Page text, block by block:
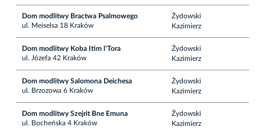
Dom modlitwy Bractwa Psalmowego
ul. Meiselsa 18 Kraków
Żydowski
Kazimierz
Dom modlitwy Koba Itim l'Tora
ul. Józefa 42 Kraków
Żydowski
Kazimierz
Dom modlitwy Salomona Deichesa
ul. Brzozowa 6 Kraków
Żydowski
Kazimierz
Dom modlitwy Szejrit Bne Emuna
ul. Bocheńska 4 Kraków
Żydowski
Kazimierz